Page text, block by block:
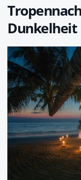
Dunkelheit